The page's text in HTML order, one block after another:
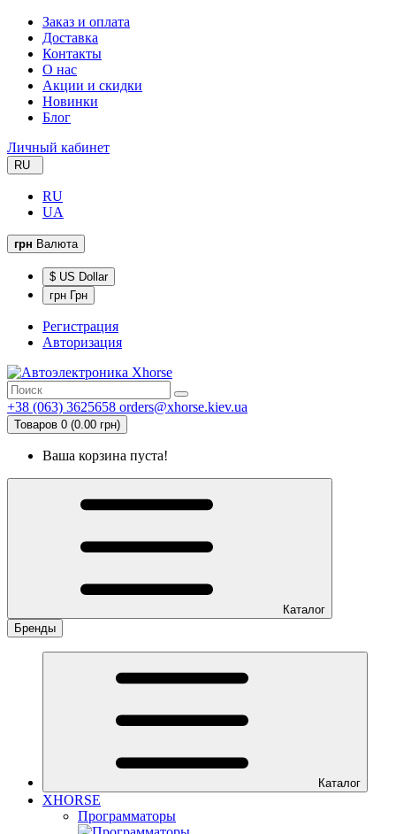
Заказ и оплата
Доставка
Контакты
О нас
Акции и скидки
Новинки
Блог
Личный кабинет
RU
RU
UA
грн Валюта
$ US Dollar
грн Грн
Регистрация
Авторизация
+38 (063) 3625658 orders@xhorse.kiev.ua
Товаров 0 (0.00 грн)
Ваша корзина пуста!
Каталог
Бренды
Каталог
XHORSE
Программаторы